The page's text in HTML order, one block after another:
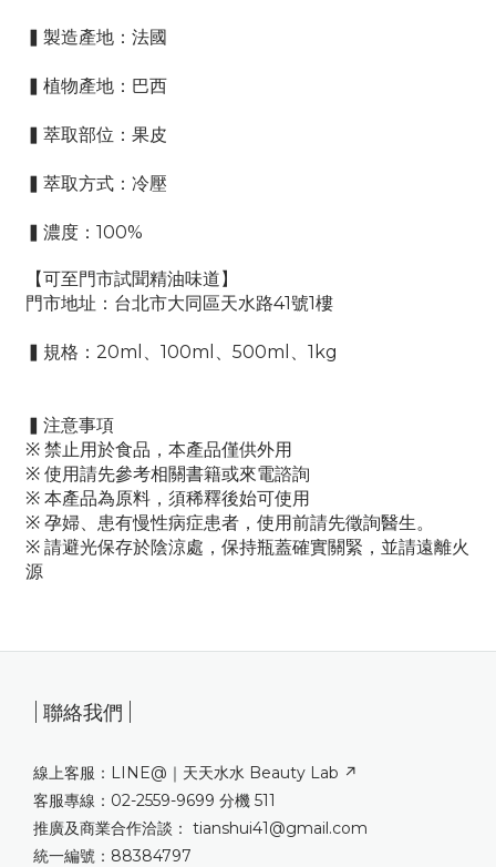
▍ 製造產地 ： 法國
▍ 植物產地 ： 巴西
▍ 萃取部位 ： 果皮
▍ 萃取方式 ： 冷壓
▍ 濃度 ： 100%
【可至門市試聞精油味道】
門市地址：台北市大同區天水路41號1樓
▍ 規格 ： 20ml、100ml 、 500ml 、 1kg
▍ 注意事項
※ 禁止用於食品，本產品僅供外用
※ 使用請先參考相關書籍或來電諮詢
※ 本產品為原料，須稀釋後始可使用
※ 孕婦、患有慢性病症患者，使用前請先徵詢醫生。
※ 請避光保存於陰涼處，保持瓶蓋確實關緊，並請遠離火
源
| 聯絡我們 |
線上客服：LINE@｜ 天天水水 Beauty Lab ↗
客服專線：02-2559-9699 分機 511
推廣及商業合作洽談： tianshui41@gmail.com
統一編號：88384797